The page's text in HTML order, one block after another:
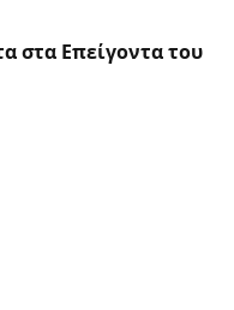
στα Επείγοντα του